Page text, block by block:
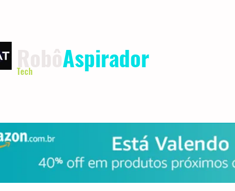
Aspirador
Tech